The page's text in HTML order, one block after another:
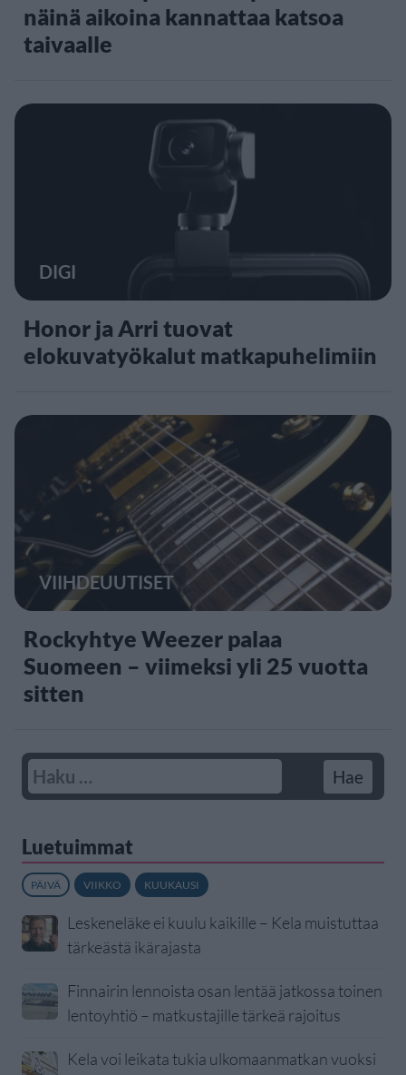
näinä aikoina kannattaa katsoa
taivaalle
DIGI
Honor ja Arri tuovat
elokuvatyökalut matkapuhelimiin
VIIHDEUUTISET
Rockyhtye Weezer palaa
Suomeen – viimeksi yli 25 vuotta
sitten
Luetuimmat
PÄIVÄ VIIKKO KUUKAUSI
Leskeneläke ei kuulu kaikille – Kela muistuttaa
tärkeästä ikärajasta
Finnairin lennoista osan lentää jatkossa toinen
lentoyhtiö – matkustajille tärkeä rajoitus
Kela voi leikata tukia ulkomaanmatkan vuoksi